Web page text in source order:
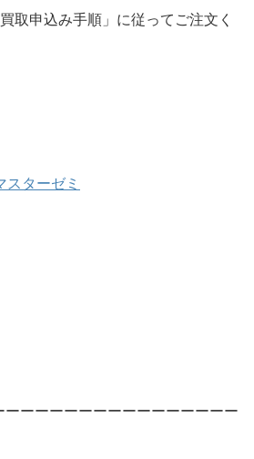
取申込み手順」に従ってご注文く
ターゼミ
ーーーーーーーーーーーーーーー